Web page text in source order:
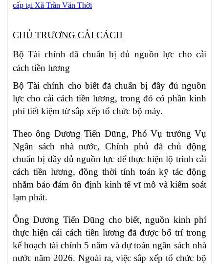
cấp tại Xã Trần Văn Thời
CHỦ TRƯƠNG CẢI CÁCH
Bộ Tài chính đã chuẩn bị đủ nguồn lực cho cải
cách tiền lương
Bộ Tài chính cho biết đã chuẩn bị đầy đủ nguồn
lực cho cải cách tiền lương, trong đó có phần kinh
phí tiết kiệm từ sắp xếp tổ chức bộ máy.
Theo ông Dương Tiến Dũng, Phó Vụ trưởng Vụ
Ngân sách nhà nước, Chính phủ đã chủ động
chuẩn bị đầy đủ nguồn lực để thực hiện lộ trình cải
cách tiền lương, đồng thời tính toán kỹ tác động
nhằm bảo đảm ổn định kinh tế vĩ mô và kiểm soát
lạm phát.
Ông Dương Tiến Dũng cho biết, nguồn kinh phí
thực hiện cải cách tiền lương đã được bố trí trong
kế hoạch tài chính 5 năm và dự toán ngân sách nhà
nước năm 2026. Ngoài ra, việc sắp xếp tổ chức bộ